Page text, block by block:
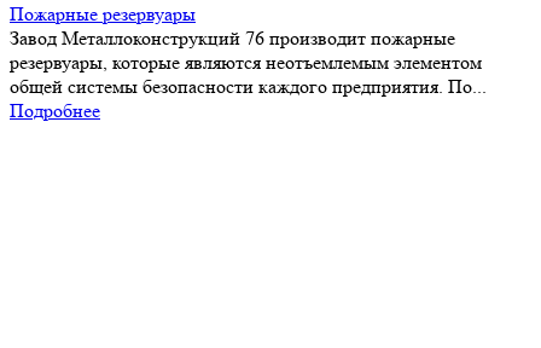
Пожарные резервуары
Завод Металлоконструкций 76 производит пожарные
резервуары, которые являются неотъемлемым элементом
общей системы безопасности каждого предприятия. По...
Подробнее